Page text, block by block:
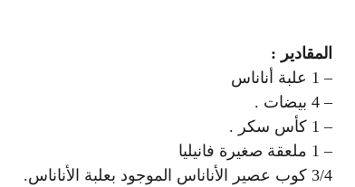
المقادير :
– 1 علبة أناناس
– 4 بيضات .
– 1 كأس سكر .
– 1 ملعقة صغيرة فانيليا
3/4 كوب عصير الأناناس الموجود بعلبة الأناناس.